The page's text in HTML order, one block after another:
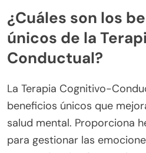
¿Cuáles son los
únicos de la
Conductual?
La Terapia Cognitivo-
beneficios únicos que
salud mental. Proporciona
para gestionar las